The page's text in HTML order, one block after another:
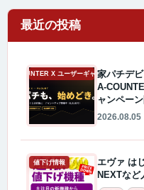
最近の投稿
A-COUNTER X ユーザーギャラリー家パチデ
A-
ャンペー
2026.08.05
値下げ情報
エヴァ は
NEXTなど